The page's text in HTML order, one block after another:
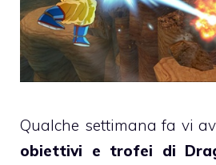
Qualche settimana fa vi
obiettivi e trofei di